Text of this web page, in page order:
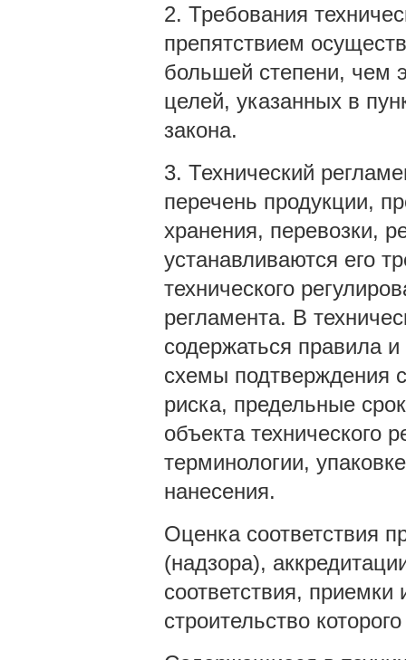
2. Требования
препятствием
большей степени, чем
целей, указанных в
закона.
3. Технический
перечень продукции,
хранения, перевозки,
устанавливаются его
технического
регламента. В
содержаться правила
схемы подтверждения
риска, предельные
объекта технического
терминологии,
нанесения.
Оценка соответствия
(надзора),
соответствия,
строительство